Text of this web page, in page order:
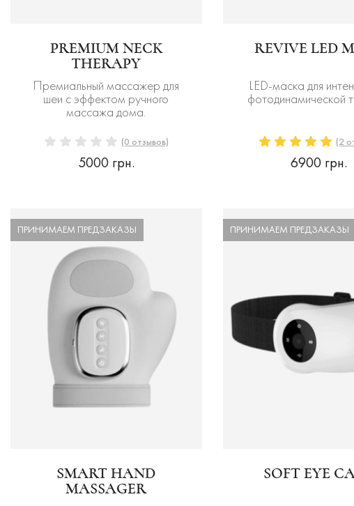
PREMIUM NECK
THERAPY
Премиальный массажер для
шеи с эффектом ручного
массажа дома.
(0 отзывов)
5000 грн.
REVIVE LED
LED-маска для
фотодинамической
(2
6900 грн.
ПРИНИМАЕМ ПРЕДЗАКАЗЫ
SMART HAND
MASSAGER
ПРИНИМАЕМ ПРЕДЗАКАЗЫ
SOFT EYE